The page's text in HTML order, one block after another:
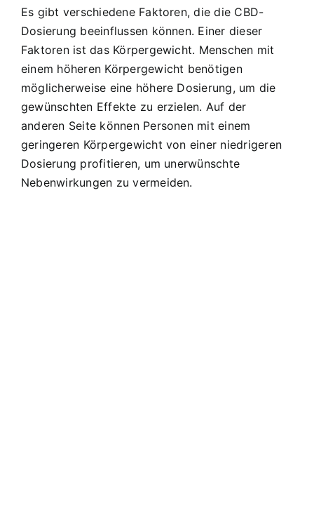
Es gibt verschiedene Faktoren, die die CBD-
Dosierung beeinflussen können. Einer dieser
Faktoren ist das Körpergewicht. Menschen mit
einem höheren Körpergewicht benötigen
möglicherweise eine höhere Dosierung, um die
gewünschten Effekte zu erzielen. Auf der
anderen Seite können Personen mit einem
geringeren Körpergewicht von einer niedrigeren
Dosierung profitieren, um unerwünschte
Nebenwirkungen zu vermeiden.